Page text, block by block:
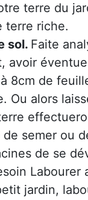
terre du
terre riche.
sol. Faite
avoir
8cm de
Ou alors
de semer ou
de se
Labourer
jardin,